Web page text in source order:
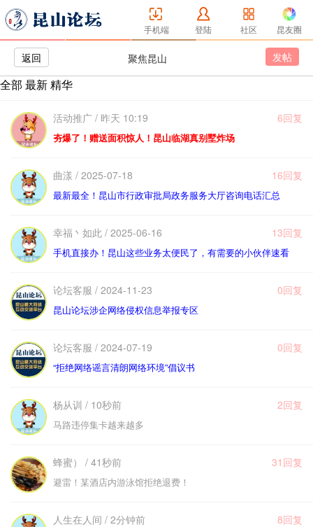
手机端 登陆 社区 昆友圈
返回 聚焦昆山 发帖
全部 最新精华
活动推广 / 昨天 10:19 6回复
夯爆了！赠送面积惊人！昆山临湖真别墅炸场
曲漾 / 2025-07-18 16回复
最新最全！昆山市行政审批局政务服务大厅咨询电话汇总
幸福丶如此 / 2025-06-16 13回复
手机直接办！昆山这些业务太便民了，有需要的小伙伴速看
论坛客服 / 2024-11-23 0回复
昆山论坛涉企网络侵权信息举报专区
论坛客服 / 2024-07-19 0回复
“拒绝网络谣言清朗网络环境”倡议书
杨从训 / 10秒前 2回复
马路违停集卡越来越多
蜂蜜） / 41秒前 31回复
避雷！某酒店内游泳馆拒绝退费！
人生在人间 / 2分钟前 8回复